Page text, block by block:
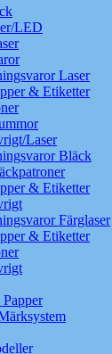
LED
Laser
& Etiketter
Laser
Bläck
& Etiketter
Färglaser
& Etiketter